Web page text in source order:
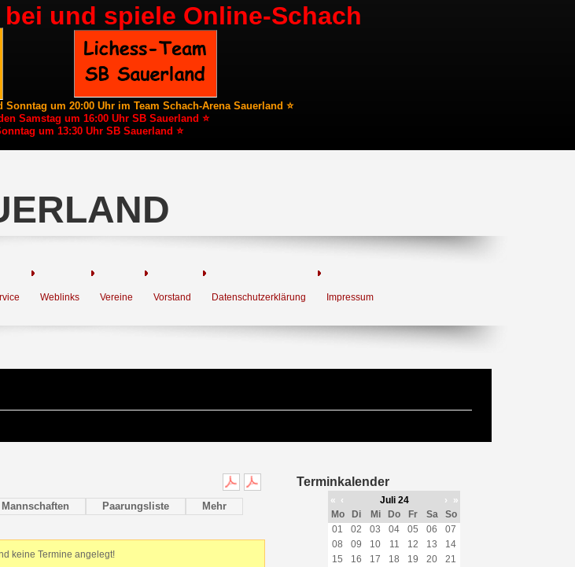
und spiele Online-Schach
um 20:00 Uhr im Team Schach-Arena Sauerland ⭐
Samstag um 16:00 Uhr SB Sauerland ⭐
um 13:30 Uhr SB Sauerland ⭐
Weblinks Vereine Vorstand Datenschutzerklärung Impressum
Mannschaften Paarungsliste Mehr
keine Termine angelegt!
Terminkalender
« ‹ Juli 24 ›
»
Mo
Di Mi Do Fr Sa
So
01
02 03 04 05 06
07
08
09 10 11 12 13
14
15
16 17 18 19 20
21